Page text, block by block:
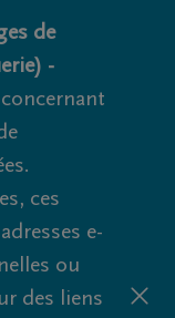
de
-
ces
e-
ou
des liens